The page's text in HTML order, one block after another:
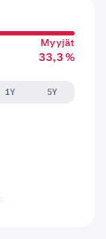
Myyjät
33,3 %
1Y
5Y